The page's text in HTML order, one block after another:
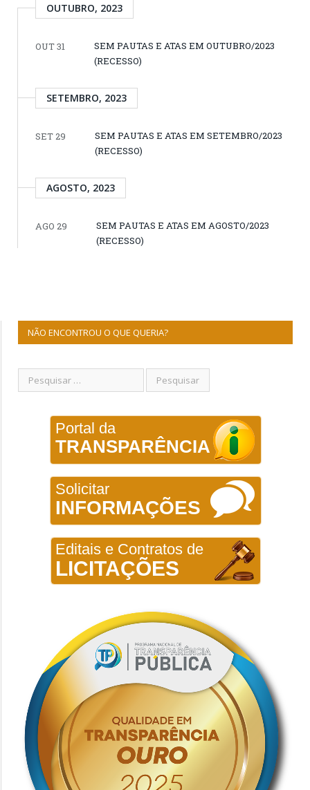
OUTUBRO, 2023
OUT 31
SEM PAUTAS E ATAS EM OUTUBRO/2023
(RECESSO)
SETEMBRO, 2023
SET 29
SEM PAUTAS E ATAS EM SETEMBRO/2023
(RECESSO)
AGOSTO, 2023
AGO 29
SEM PAUTAS E ATAS EM AGOSTO/2023
(RECESSO)
NÃO ENCONTROU O QUE QUERIA?
Portal da
TRANSPARÊNCIA
Solicitar
INFORMAÇÕES
Editais e Contratos de
LICITAÇÕES